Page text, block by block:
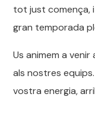
tot just comença,
gran temporada
Us animem a
als nostres
vostra energia,